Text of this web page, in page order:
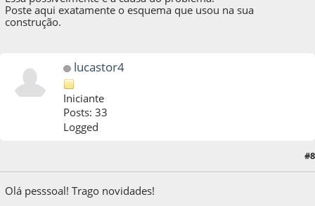
Poste aqui exatamente o esquema que usou na sua
construção.
lucastor4
Iniciante
Posts: 33
Logged
#8
Olá pesssoal! Trago novidades!